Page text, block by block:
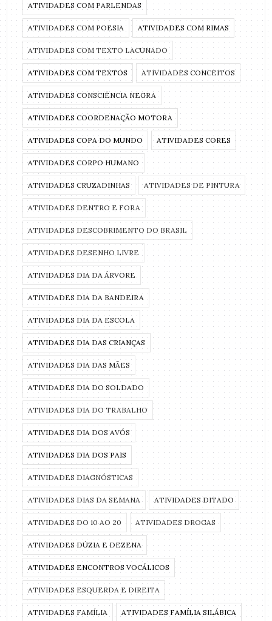
ATIVIDADES COM PARLENDAS
ATIVIDADES COM POESIA ATIVIDADES COM RIMAS
ATIVIDADES COM TEXTO LACUNADO
ATIVIDADES COM TEXTOS ATIVIDADES CONCEITOS
ATIVIDADES CONSCIÊNCIA NEGRA
ATIVIDADES COORDENAÇÃO MOTORA
ATIVIDADES COPA DO MUNDO ATIVIDADES CORES
ATIVIDADES CORPO HUMANO
ATIVIDADES CRUZADINHAS ATIVIDADES DE PINTURA
ATIVIDADES DENTRO E FORA
ATIVIDADES DESCOBRIMENTO DO BRASIL
ATIVIDADES DESENHO LIVRE
ATIVIDADES DIA DA ÁRVORE
ATIVIDADES DIA DA BANDEIRA
ATIVIDADES DIA DA ESCOLA
ATIVIDADES DIA DAS CRIANÇAS
ATIVIDADES DIA DAS MÃES
ATIVIDADES DIA DO SOLDADO
ATIVIDADES DIA DO TRABALHO
ATIVIDADES DIA DOS AVÓS
ATIVIDADES DIA DOS PAIS
ATIVIDADES DIAGNÓSTICAS
ATIVIDADES DIAS DA SEMANA ATIVIDADES DITADO
ATIVIDADES DO 10 AO 20 ATIVIDADES DROGAS
ATIVIDADES DÚZIA E DEZENA
ATIVIDADES ENCONTROS VOCÁLICOS
ATIVIDADES ESQUERDA E DIREITA
ATIVIDADES FAMÍLIA ATIVIDADES FAMÍLIA SILÁBICA